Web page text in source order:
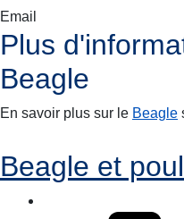
Email
Plus
Beagle
En savoir plus sur le Beagle
Beagle et